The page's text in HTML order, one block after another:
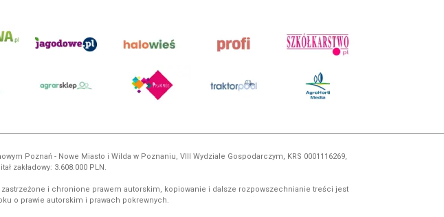
Poznań - Nowe Miasto i Wilda w Poznaniu, VIII Wydziale Gospodarczym, KRS 0001116269,
zakładowy: 3.608.000 PLN.
i chronione prawem autorskim, kopiowanie i dalsze rozpowszechnianie treści jest
o prawie autorskim i prawach pokrewnych.